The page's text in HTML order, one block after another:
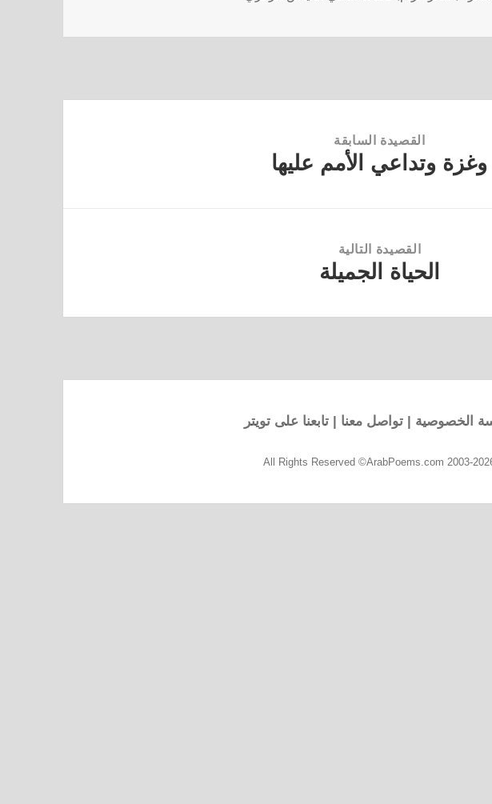
القصيدة السابقة
وغزة وتداعي الأمم عليها
القصيدة التالية
الحياة الجميلة
الخصوصية |تواصل معنا |تابعنا على تويتر
All Rights Reserved ©ArabPoems.com 2003-